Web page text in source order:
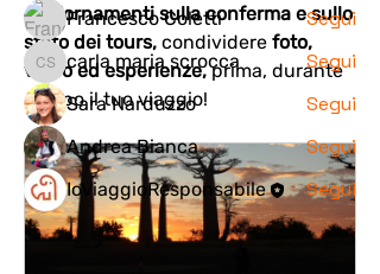
aggiornamenti sulla conferma e sullo
stato dei tours, condividere foto,
video ed esperienze, prima, durante
e dopo il tuo viaggio!
Francesco Coletti Segui
carla maria scrocca
carla maria scrocca Segui
Sara Narduzzo Segui
Andrea Bianca Segui
IoViaggioResponsabile
Segui
Vedi tutti i membri (5)